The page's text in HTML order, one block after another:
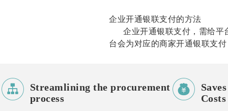
企业开通银联支付的方法
企业开通银联支付，需给平
台会为对应的商家开通银联支
 Streamlining the procurement
process
 Costs